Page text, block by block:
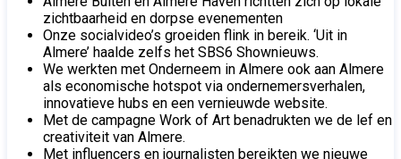
zichtbaarheid en dorpse evenementen
Onze socialvideo’s groeiden flink in bereik. ‘Uit in
Almere’ haalde zelfs het SBS6 Shownieuws.
We werkten met Onderneem in Almere ook aan Almere
als economische hotspot via ondernemersverhalen,
innovatieve hubs en een vernieuwde website.
Met de campagne Work of Art benadrukten we de lef en
creativiteit van Almere.
Met influencers en journalisten bereikten we nieuwe